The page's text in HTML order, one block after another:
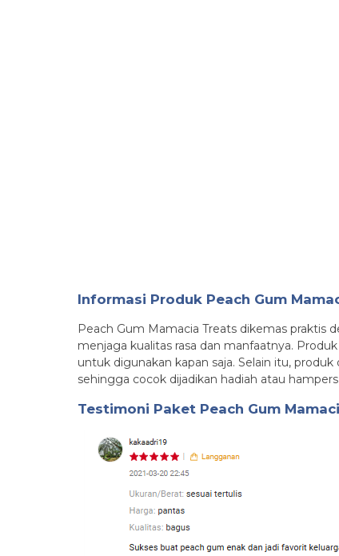
Informasi Produk Peach Gum
Peach Gum Mamacia Treats dikemas praktis
menjaga kualitas rasa dan manfaatnya.
untuk digunakan kapan saja. Selain itu,
sehingga cocok dijadikan hadiah atau
Testimoni Paket Peach Gum